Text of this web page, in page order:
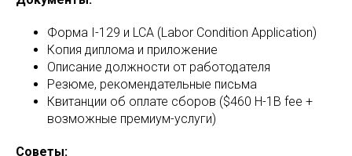
Форма I-129 и LCA (Labor Condition Application)
Копия диплома и приложение
Описание должности от работодателя
Резюме, рекомендательные письма
Квитанции об оплате сборов ($460 H-1B fee +
возможные премиум-услуги)
Советы: